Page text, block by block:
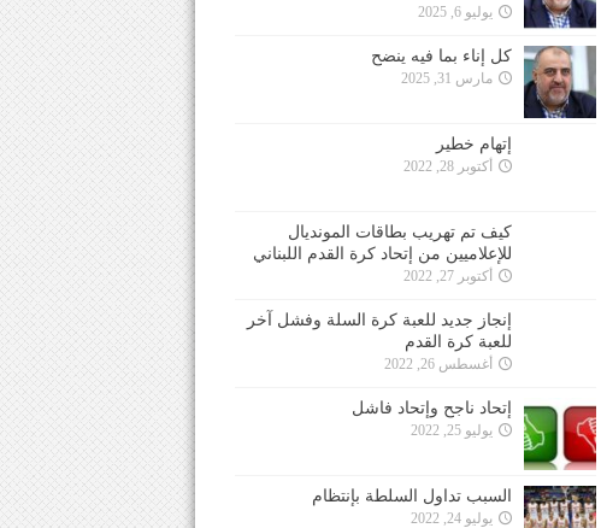
يوليو 6, 2025
كل إناء بما فيه ينضح
مارس 31, 2025
إتهام خطير
أكتوبر 28, 2022
كيف تم تهريب بطاقات المونديال
للإعلاميين من إتحاد كرة القدم اللبناني
أكتوبر 27, 2022
إنجاز جديد للعبة كرة السلة وفشل آخر
للعبة كرة القدم
أغسطس 26, 2022
إتحاد ناجح وإتحاد فاشل
يوليو 25, 2022
السبب تداول السلطة بإنتظام
يوليو 24, 2022